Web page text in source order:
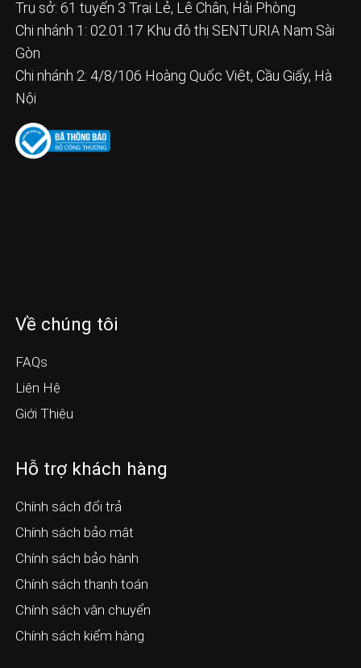
Trụ sở: 61 tuyến 3 Trại Lẻ, Lê Chân, Hải Phòng
Chi nhánh 1: 02.01.17 Khu đô thị SENTURIA Nam Sài
Gòn
Chi nhánh 2: 4/8/106 Hoàng Quốc Việt, Cầu Giấy, Hà
Nội
Về chúng tôi
FAQs
Liên Hệ
Giới Thiệu
Hỗ trợ khách hàng
Chính sách đổi trả
Chính sách bảo mật
Chính sách bảo hành
Chính sách thanh toán
Chính sách vận chuyển
Chính sách kiểm hàng